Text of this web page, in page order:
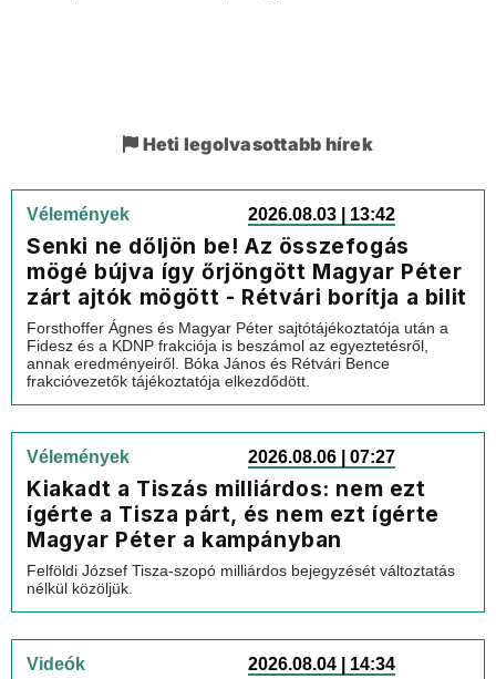
Heti legolvasottabb hírek
Vélemények 2026.08.03 | 13:42
Senki ne dőljön be! Az összefogás
mögé bújva így őrjöngött Magyar Péter
zárt ajtók mögött - Rétvári borítja a bilit
Forsthoffer Ágnes és Magyar Péter sajtótájékoztatója után a
Fidesz és a KDNP frakciója is beszámol az egyeztetésről,
annak eredményeiről. Bóka János és Rétvári Bence
frakcióvezetők tájékoztatója elkezdődött.
Vélemények 2026.08.06 | 07:27
Kiakadt a Tiszás milliárdos: nem ezt
ígérte a Tisza párt, és nem ezt ígérte
Magyar Péter a kampányban
Felföldi József Tisza-szopó milliárdos bejegyzését változtatás
nélkül közöljük.
Videók 2026.08.04 | 14:34